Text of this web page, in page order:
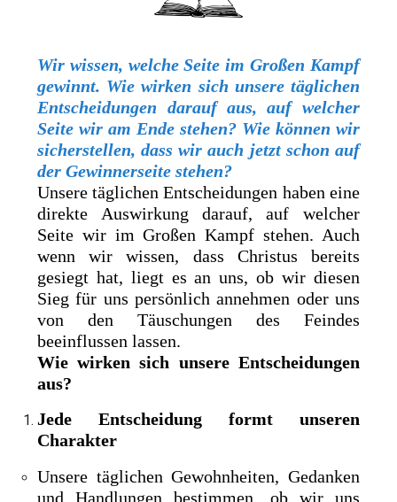
Wir wissen, welche Seite im Großen Kampf
gewinnt. Wie wirken sich unsere täglichen
Entscheidungen darauf aus, auf welcher
Seite wir am Ende stehen? Wie können wir
sicherstellen, dass wir auch jetzt schon auf
der Gewinnerseite stehen?
Unsere täglichen Entscheidungen haben eine
direkte Auswirkung darauf, auf welcher
Seite wir im Großen Kampf stehen. Auch
wenn wir wissen, dass Christus bereits
gesiegt hat, liegt es an uns, ob wir diesen
Sieg für uns persönlich annehmen oder uns
von den Täuschungen des Feindes
beeinflussen lassen.
Wie wirken sich unsere Entscheidungen
aus?
Jede Entscheidung formt unseren
Charakter
Unsere täglichen Gewohnheiten, Gedanken
und Handlungen bestimmen, ob wir uns